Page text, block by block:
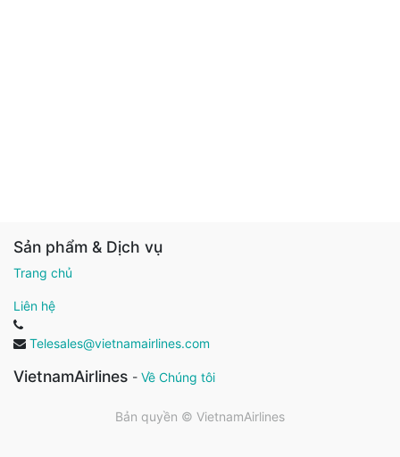
Sản phẩm & Dịch vụ
Trang chủ
Liên hệ
Telesales@vietnamairlines.com
VietnamAirlines - Về Chúng tôi
Bản quyền © VietnamAirlines